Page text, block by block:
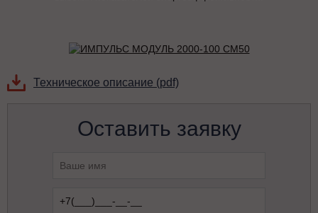
Техническое описание (pdf)
Оставить заявку